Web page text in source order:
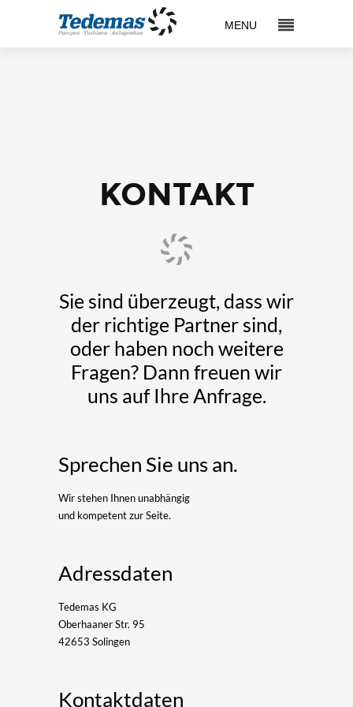
KONTAKT
Sie sind überzeugt, dass wir
der richtige Partner sind,
oder haben noch weitere
Fragen? Dann freuen wir
uns auf Ihre Anfrage.
Sprechen Sie uns an.
Wir stehen Ihnen unabhängig
und kompetent zur Seite.
Adressdaten
Tedemas KG
Oberhaaner Str. 95
42653 Solingen
Kontaktdaten